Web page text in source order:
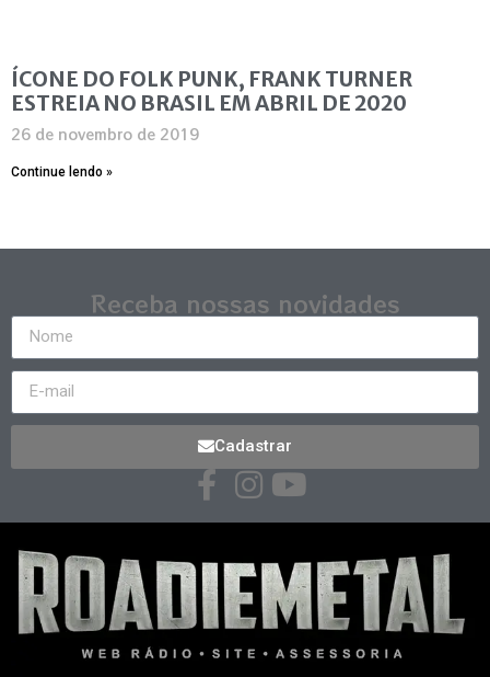
ÍCONE DO FOLK PUNK, FRANK TURNER
ESTREIA NO BRASIL EM ABRIL DE 2020
26 de novembro de 2019
Continue lendo »
Receba nossas novidades
Cadastrar